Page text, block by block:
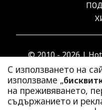
С използването на
използваме „
на преживяването,
съдържанието и
© 2010 - 2026 |